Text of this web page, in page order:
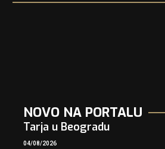
NOVO NA PORTALU
Tarja u Beogradu
04/08/2026